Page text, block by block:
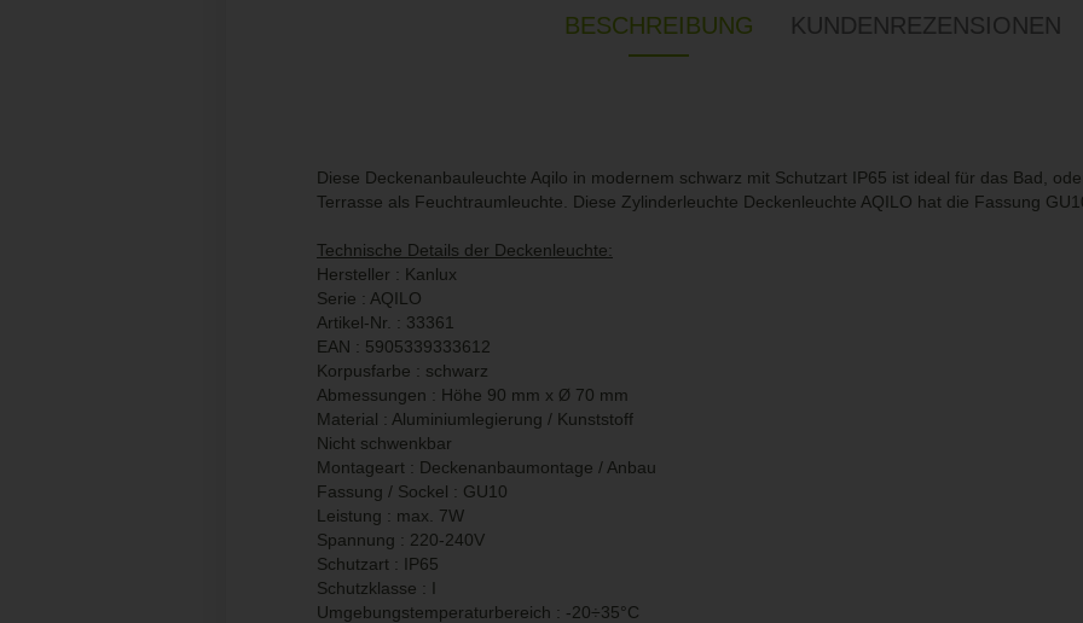
BESCHREIBUNG KUNDENREZENSIONEN
Diese Deckenanbauleuchte Aqilo in modernem schwarz mit Schutzart IP65 ist ideal für das Bad,
Terrasse als Feuchtraumleuchte. Diese Zylinderleuchte Deckenleuchte AQILO hat die Fassung
Technische Details der Deckenleuchte:
Hersteller : Kanlux
Serie : AQILO
Artikel-Nr. : 33361
EAN : 5905339333612
Korpusfarbe : schwarz
Abmessungen : Höhe 90 mm x Ø 70 mm
Material : Aluminiumlegierung / Kunststoff
Nicht schwenkbar
Montageart : Deckenanbaumontage / Anbau
Fassung / Sockel : GU10
Leistung : max. 7W
Spannung : 220-240V
Schutzart : IP65
Schutzklasse : I
Umgebungstemperaturbereich : -20÷35°C